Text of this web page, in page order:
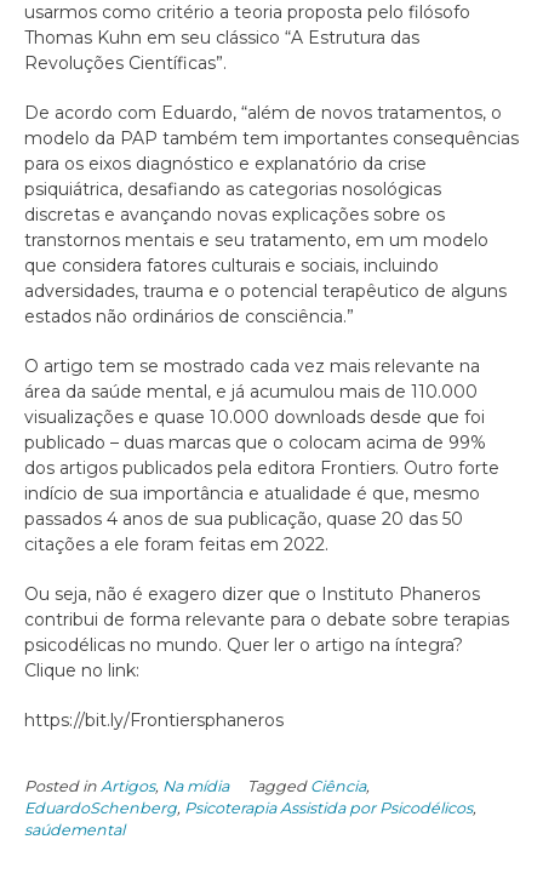
usarmos como critério a teoria proposta pelo filósofo
Thomas Kuhn em seu clássico “A Estrutura das
Revoluções Científicas”.
De acordo com Eduardo, “além de novos tratamentos, o
modelo da PAP também tem importantes consequências
para os eixos diagnóstico e explanatório da crise
psiquiátrica, desafiando as categorias nosológicas
discretas e avançando novas explicações sobre os
transtornos mentais e seu tratamento, em um modelo
que considera fatores culturais e sociais, incluindo
adversidades, trauma e o potencial terapêutico de alguns
estados não ordinários de consciência.”
O artigo tem se mostrado cada vez mais relevante na
área da saúde mental, e já acumulou mais de 110.000
visualizações e quase 10.000 downloads desde que foi
publicado – duas marcas que o colocam acima de 99%
dos artigos publicados pela editora Frontiers. Outro forte
indício de sua importância e atualidade é que, mesmo
passados 4 anos de sua publicação, quase 20 das 50
citações a ele foram feitas em 2022.
Ou seja, não é exagero dizer que o Instituto Phaneros
contribui de forma relevante para o debate sobre terapias
psicodélicas no mundo. Quer ler o artigo na íntegra?
Clique no link:
https://bit.ly/Frontiersphaneros
Posted in Artigos, Na mídia Tagged Ciência,
EduardoSchenberg, Psicoterapia Assistida por Psicodélicos,
saúdemental